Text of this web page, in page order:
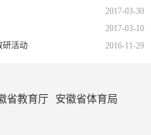
2017-03-30
2017-03-10
研活动
2016-11-29
省教育厅
安徽省体育局